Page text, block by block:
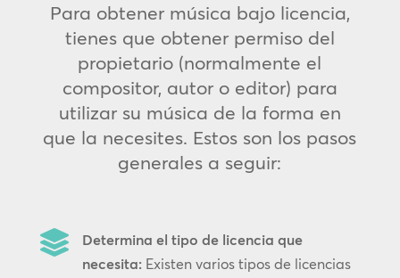
Para obtener música bajo licencia,
tienes que obtener permiso del
propietario (normalmente el
compositor, autor o editor) para
utilizar su música de la forma en
que la necesites. Estos son los pasos
generales a seguir:

Determina el tipo de licencia que
necesita: Existen varios tipos de licencias